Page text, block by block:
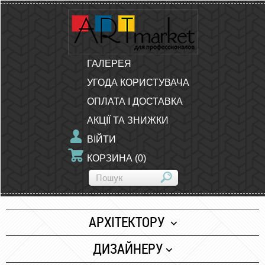
ГАЛЕРЕЯ
УГОДА КОРИСТУВАЧА
ОПЛАТА І ДОСТАВКА
АКЦІЇ ТА ЗНИЖКИ
ВІЙТИ
КОРЗИНА (0)
АРХІТЕКТОРУ
Папір
ДИЗАЙНЕРУ